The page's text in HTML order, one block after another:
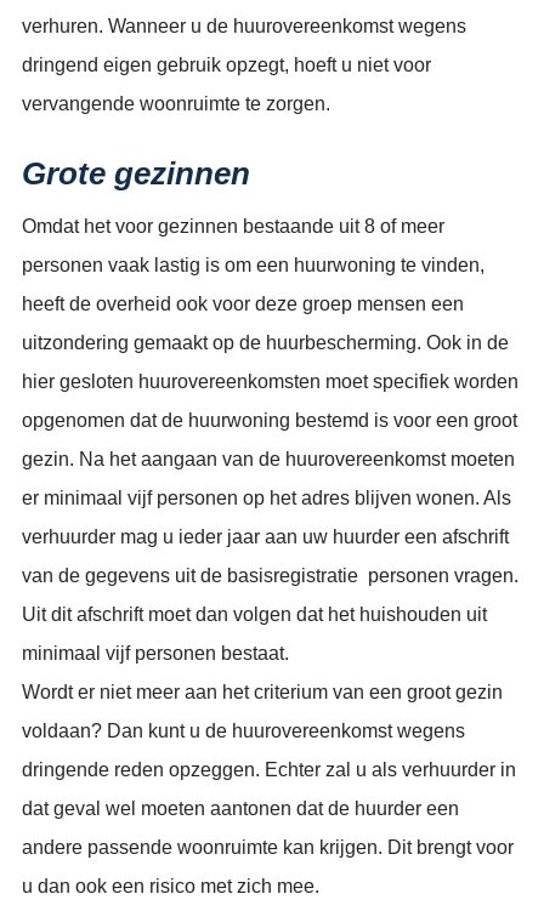
verhuren. Wanneer u de huurovereenkomst wegens
dringend eigen gebruik opzegt, hoeft u niet voor
vervangende woonruimte te zorgen.
Grote gezinnen
Omdat het voor gezinnen bestaande uit 8 of meer
personen vaak lastig is om een huurwoning te vinden,
heeft de overheid ook voor deze groep mensen een
uitzondering gemaakt op de huurbescherming. Ook in de
hier gesloten huurovereenkomsten moet specifiek worden
opgenomen dat de huurwoning bestemd is voor een groot
gezin. Na het aangaan van de huurovereenkomst moeten
er minimaal vijf personen op het adres blijven wonen. Als
verhuurder mag u ieder jaar aan uw huurder een afschrift
van de gegevens uit de basisregistratie personen vragen.
Uit dit afschrift moet dan volgen dat het huishouden uit
minimaal vijf personen bestaat.
Wordt er niet meer aan het criterium van een groot gezin
voldaan? Dan kunt u de huurovereenkomst wegens
dringende reden opzeggen. Echter zal u als verhuurder in
dat geval wel moeten aantonen dat de huurder een
andere passende woonruimte kan krijgen. Dit brengt voor
u dan ook een risico met zich mee.